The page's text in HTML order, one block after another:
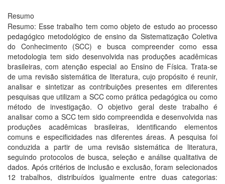
Resumo
Resumo: Esse trabalho tem como objeto de estudo ao processo
pedagógico metodológico de ensino da Sistematização Coletiva
do Conhecimento (SCC) e busca compreender como essa
metodologia tem sido desenvolvida nas produções acadêmicas
brasileiras, com atenção especial ao Ensino de Física. Trata-se
de uma revisão sistemática de literatura, cujo propósito é reunir,
analisar e sintetizar as contribuições presentes em diferentes
pesquisas que utilizam a SCC como prática pedagógica ou como
método de investigação. O objetivo geral deste trabalho é
analisar como a SCC tem sido compreendida e desenvolvida nas
produções acadêmicas brasileiras, identificando elementos
comuns e especificidades nas diferentes áreas. A pesquisa foi
conduzida a partir de uma revisão sistemática de literatura,
seguindo protocolos de busca, seleção e análise qualitativa de
dados. Após critérios de inclusão e exclusão, foram selecionados
12 trabalhos, distribuídos igualmente entre duas categorias: